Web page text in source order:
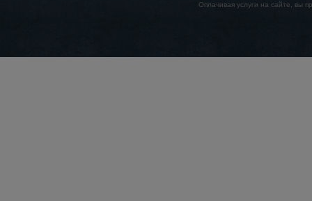
Оплачивая услуги на сайте, вы